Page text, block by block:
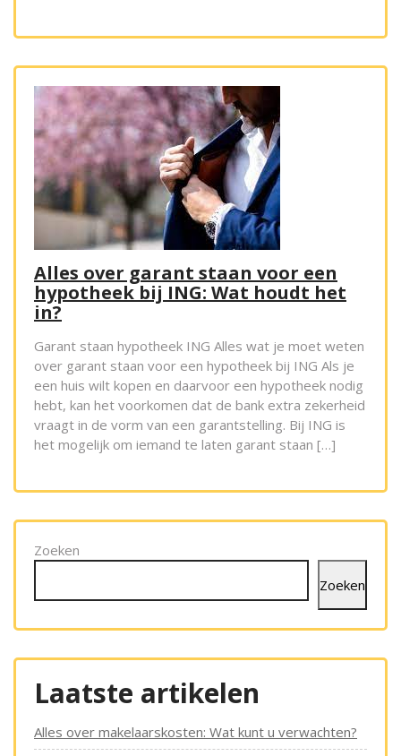
Alles over garant staan voor een
hypotheek bij ING: Wat houdt het
in?
Garant staan hypotheek ING Alles wat je moet weten
over garant staan voor een hypotheek bij ING Als je
een huis wilt kopen en daarvoor een hypotheek nodig
hebt, kan het voorkomen dat de bank extra zekerheid
vraagt in de vorm van een garantstelling. Bij ING is
het mogelijk om iemand te laten garant staan […]
Zoeken
Zoeken
Laatste artikelen
Alles over makelaarskosten: Wat kunt u verwachten?